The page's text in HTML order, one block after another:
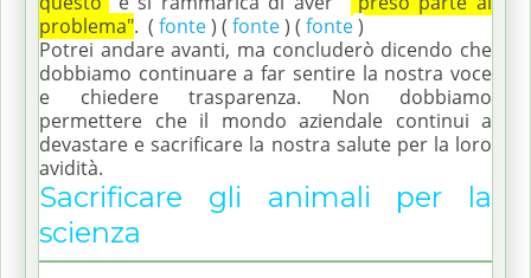
problema". ( fonte) ( fonte) ( fonte)
Potrei andare avanti, ma concluderò dicendo che
dobbiamo continuare a far sentire la nostra voce
e chiedere trasparenza. Non dobbiamo
permettere che il mondo aziendale continui a
devastare e sacrificare la nostra salute per la loro
avidità.
Sacrificare gli animali per la
scienza